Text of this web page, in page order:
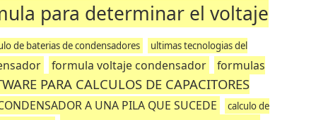
para determinar el voltaje
de baterias de condensadores
ultimas tecnologias del
formula voltaje condensador
formulas
PARA CALCULOS DE CAPACITORES
A UNA PILA QUE SUCEDE calculo de